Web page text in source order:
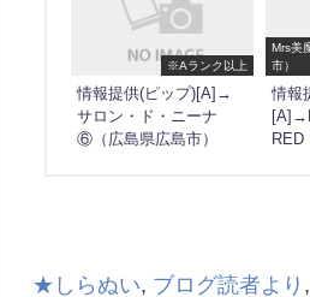
※Aランク以上
情報提供(ピップ)[A]→
サロン・ド・ニーナ
⑥（広島県広島市）
Mrs美
市）
情報
RED
★しらぬい, ブログ読者より